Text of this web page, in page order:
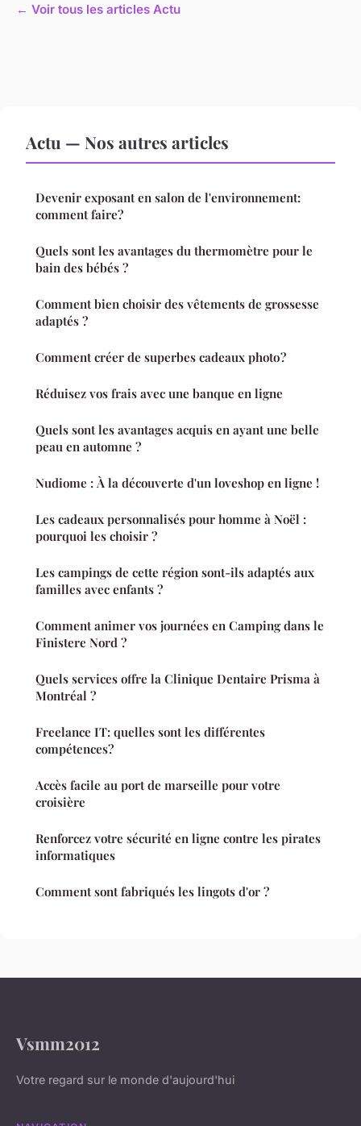
← Voir tous les articles Actu
Actu — Nos autres articles
Devenir exposant en salon de l'environnement:
comment faire?
Quels sont les avantages du thermomètre pour le
bain des bébés ?
Comment bien choisir des vêtements de grossesse
adaptés ?
Comment créer de superbes cadeaux photo ?
Réduisez vos frais avec une banque en ligne
Quels sont les avantages acquis en ayant une belle
peau en automne ?
Nudiome : À la découverte d'un loveshop en ligne !
Les cadeaux personnalisés pour homme à Noël :
pourquoi les choisir ?
Les campings de cette région sont-ils adaptés aux
familles avec enfants ?
Comment animer vos journées en Camping dans le
Finistere Nord ?
Quels services offre la Clinique Dentaire Prisma à
Montréal ?
Freelance IT: quelles sont les différentes
compétences?
Accès facile au port de marseille pour votre
croisière
Renforcez votre sécurité en ligne contre les pirates
informatiques
Comment sont fabriqués les lingots d'or ?
Vsmm2012
Votre regard sur le monde d'aujourd'hui